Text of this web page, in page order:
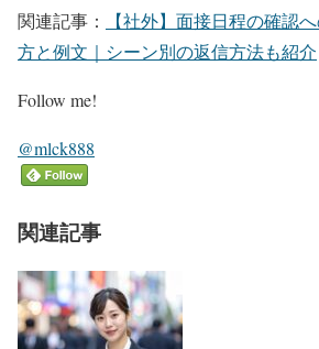
関連記事：
【社外】面接日程の確認
方と例文｜シーン別の返信方法も紹介
Follow me!
@mlck888
関連記事